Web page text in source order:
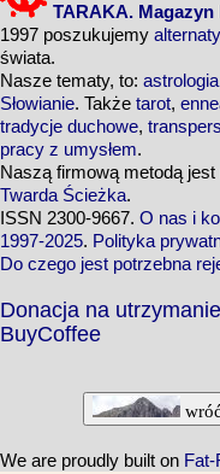
TARAKA.
1997 poszukujemy
świata.
Nasze tematy, to: astrologia
Słowianie. Także tarot,
tradycje duchowe,
pracy z umysłem.
Naszą firmową metodą
Twarda Ścieżka.
ISSN 2300-9667. O nas i
1997-2025. Polityka
Do czego jest potrzebna
Donacja na
BuyCoffee
We are proudly built on